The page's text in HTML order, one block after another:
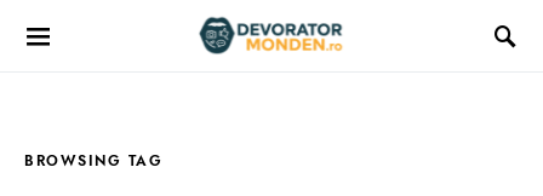
BROWSING TAG